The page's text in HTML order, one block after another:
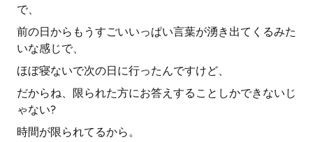
で、
前の日からもうすごいいっぱい言葉が湧き出てくるみた
いな感じで、
ほぼ寝ないで次の日に行ったんですけど、
だからね、限られた方にお答えすることしかできないじ
ゃない?
時間が限られてるから。